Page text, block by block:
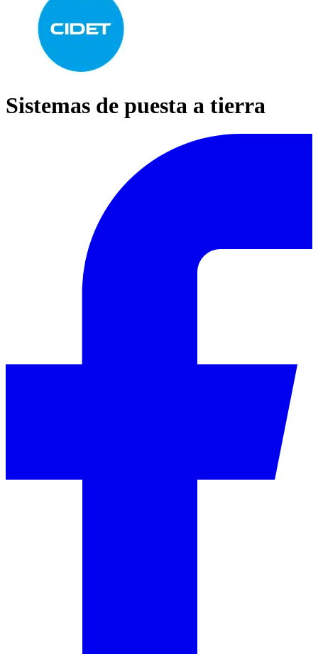
Sistemas de puesta a tierra